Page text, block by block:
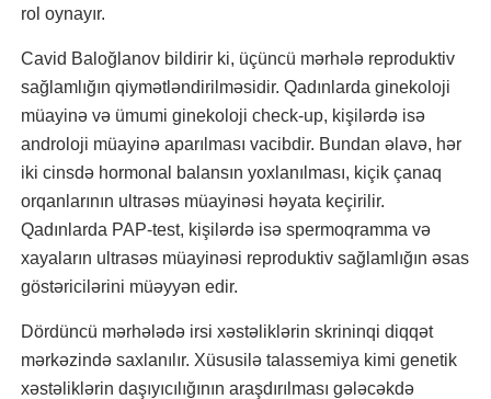
rol oynayır.
Cavid Baloğlanov bildirir ki, üçüncü mərhələ reproduktiv
sağlamlığın qiymətləndirilməsidir. Qadınlarda ginekoloji
müayinə və ümumi ginekoloji check-up, kişilərdə isə
androloji müayinə aparılması vacibdir. Bundan əlavə, hər
iki cinsdə hormonal balansın yoxlanılması, kiçik çanaq
orqanlarının ultrasəs müayinəsi həyata keçirilir.
Qadınlarda PAP-test, kişilərdə isə spermoqramma və
xayaların ultrasəs müayinəsi reproduktiv sağlamlığın əsas
göstəricilərini müəyyən edir.
Dördüncü mərhələdə irsi xəstəliklərin skrininqi diqqət
mərkəzində saxlanılır. Xüsusilə talassemiya kimi genetik
xəstəliklərin daşıyıcılığının araşdırılması gələcəkdə